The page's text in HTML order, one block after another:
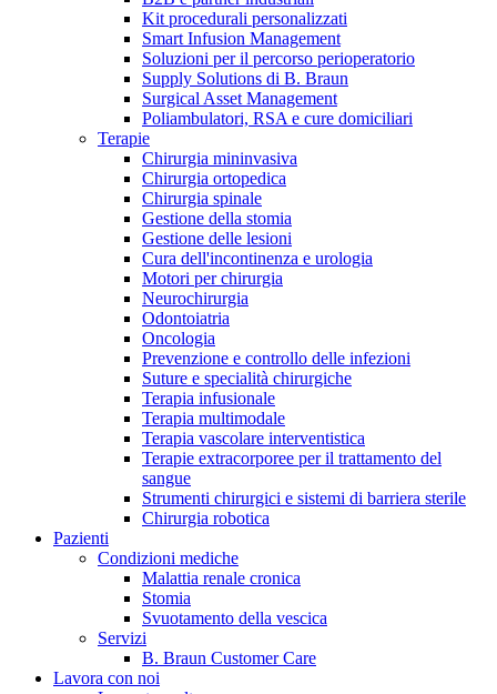
Catalogo prodotti
Trova il prodotto che stai cercando. Visita il catalogo B.
Braun con il nostro portfolio completo.
Hai domande o richieste? Scrivici per entrare subito in
contatto con un nostro referente.
Kit procedurali personalizzati
Smart Infusion Management
Soluzioni per il percorso perioperatorio
Supply Solutions di B. Braun
Surgical Asset Management
Poliambulatori, RSA e cure domiciliari
Terapie
Chirurgia mininvasiva
Chirurgia ortopedica
Chirurgia spinale
Gestione della stomia
Gestione delle lesioni
Cura dell'incontinenza e urologia
Motori per chirurgia
Neurochirurgia
Odontoiatria
Oncologia
Prevenzione e controllo delle infezioni
Suture e specialità chirurgiche
Terapia infusionale
Terapia multimodale
Terapia vascolare interventistica
Terapie extracorporee per il trattamento del
sangue
Strumenti chirurgici e sistemi di barriera sterile
Chirurgia robotica
Pazienti
Condizioni mediche
Malattia renale cronica
Stomia
Svuotamento della vescica
Servizi
B. Braun Customer Care
Lavora con noi